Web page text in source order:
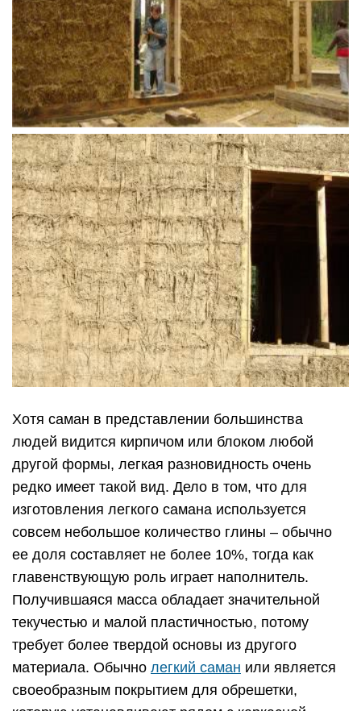
Хотя саман в представлении большинства
людей видится кирпичом или блоком любой
другой формы, легкая разновидность очень
редко имеет такой вид. Дело в том, что для
изготовления легкого самана используется
совсем небольшое количество глины – обычно
ее доля составляет не более 10%, тогда как
главенствующую роль играет наполнитель.
Получившаяся масса обладает значительной
текучестью и малой пластичностью, потому
требует более твердой основы из другого
материала. Обычно легкий саман или является
своеобразным покрытием для обрешетки,